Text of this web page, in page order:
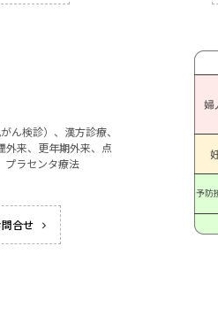
ん検診）、漢方診療、
外来、更年期外来、点
プラセンタ療法
問合せ